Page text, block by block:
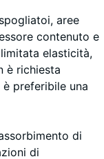
aree
contenuto e
elasticità,
è richiesta
preferibile una
di
di